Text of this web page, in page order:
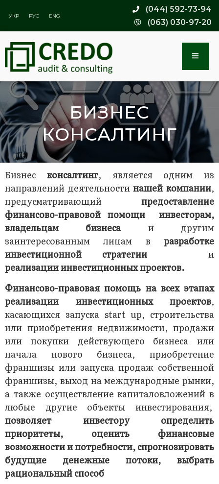
УКР РУС ENG
(044) 592-73-94
(063) 030-97-20
БИЗНЕС
КОНСАЛТИНГ
Бизнес консалтинг, является одним из
направлений деятельностинашей компании,
предусматривающий предоставление
финансово-правовой помощи
инвесторам,
владельцам бизнесаи другим
заинтересованным лицам в разработке
инвестиционной стратегии
и
реализации инвестиционных проектов.
Финансово-правовая помощь на всех этапах
реализации инвестиционных проектов,
касающихся запуска start up, строительства
или приобретения недвижимости, продажи
или покупки действующего бизнеса или
начала нового бизнеса, приобретение
франшизы или запуска продаж собственной
франшизы, выход на международные рынки,
а также осуществление капиталовложений в
любые другие объекты инвестирования,
позволяет инвестору определить
приоритеты, оценить финансовые
возможности и потребности, спрогнозировать
будущие денежные потоки,
выбрать
рациональный способ